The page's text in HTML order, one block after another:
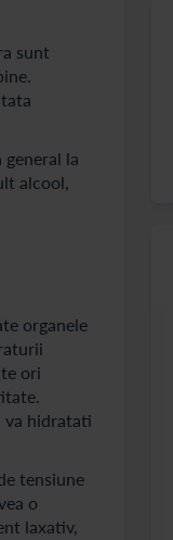
sunt
la
alcool,
organele
ori
va hidratati
tensiune
o
laxativ,